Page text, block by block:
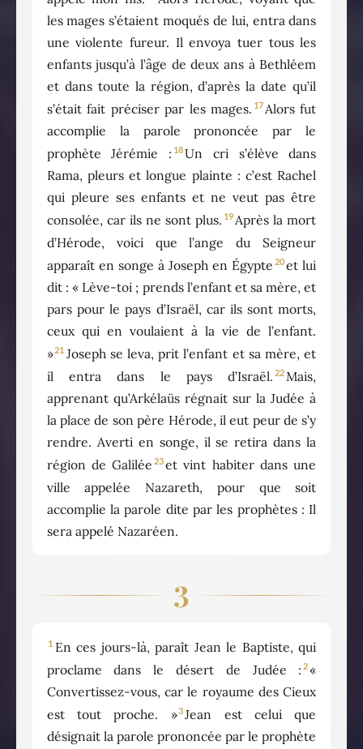
les mages s’étaient moqués de lui, entra dans
une violente fureur. Il envoya tuer tous les
enfants jusqu’à l’âge de deux ans à Bethléem
et dans toute la région, d’après la date qu’il
s’était fait préciser par les mages. 17Alors fut
accomplie la parole prononcée par le
prophète Jérémie : 18Un cri s’élève dans
Rama, pleurs et longue plainte : c’est Rachel
qui pleure ses enfants et ne veut pas être
consolée, car ils ne sont plus. 19Après la mort
d’Hérode, voici que l’ange du Seigneur
apparaît en songe à Joseph en Égypte 20et lui
dit : « Lève-toi ; prends l’enfant et sa mère, et
pars pour le pays d’Israël, car ils sont morts,
ceux qui en voulaient à la vie de l’enfant.
»21 Joseph se leva, prit l’enfant et sa mère, et
il entra dans le pays d’Israël. 22Mais,
apprenant qu’Arkélaüs régnait sur la Judée à
la place de son père Hérode, il eut peur de s’y
rendre. Averti en songe, il se retira dans la
région de Galilée 23et vint habiter dans une
ville appelée Nazareth, pour que soit
accomplie la parole dite par les prophètes : Il
sera appelé Nazaréen.
3
1 En ces jours-là, paraît Jean le Baptiste, qui
proclame dans le désert de Judée : 2«
Convertissez-vous, car le royaume des Cieux
est tout proche. »3Jean est celui que
désignait la parole prononcée par le prophète